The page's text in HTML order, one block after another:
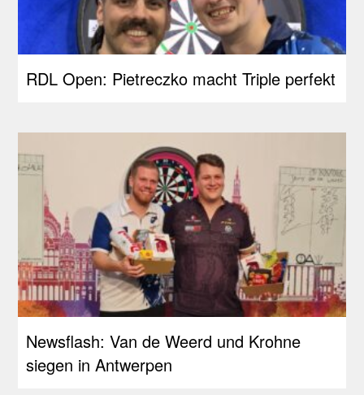
RDL Open: Pietreczko macht Triple perfekt
Newsflash: Van de Weerd und Krohne
siegen in Antwerpen